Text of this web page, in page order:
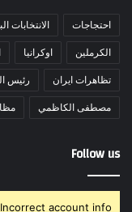
احتجاجات الانتخابات
الكرملين اوكرانيا
تظاهرات ايران رئيس
مصطفى الكاظمي
Follow us
account info.